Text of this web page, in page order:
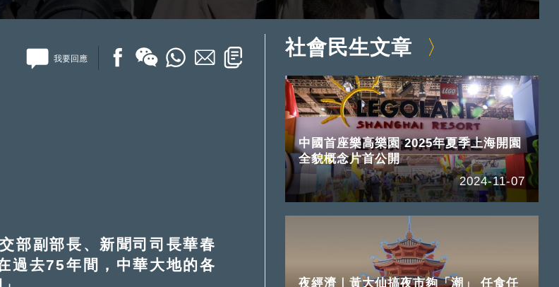
我要回應
副部長、新聞司司長華春
過去75年間，中華大地的各
社會民生文章
中國首座樂高樂園 2025年夏季上海開園
全貌概念片首公開
2024-11-07
夜經濟｜黃大仙搞夜市夠「潮」 任食任